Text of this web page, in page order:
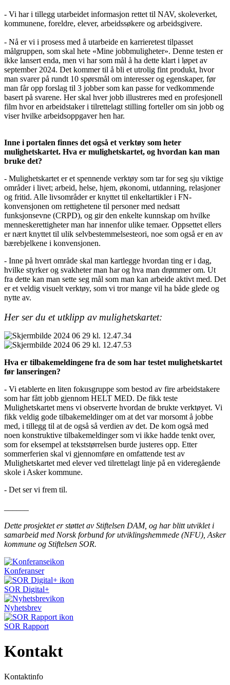
- Vi har i tillegg utarbeidet informasjon rettet til NAV, skoleverket,
kommunene, foreldre, elever, arbeidssøkere og arbeidsgivere.
- Nå er vi i prosess med å utarbeide en karrieretest tilpasset
målgruppen, som skal hete «Mine jobbmuligheter». Denne testen er
ikke lansert enda, men vi har som mål å ha dette klart i løpet av
september 2024. Det kommer til å bli et utrolig fint produkt, hvor
man svarer på rundt 10 spørsmål om interesser og egenskaper, før
man får opp forslag til 3 jobber som kan passe for vedkommende
basert på svarene. Her skal hver jobb illustreres med en profesjonell
film hvor en arbeidstaker i tilrettelagt stilling forteller om sin jobb og
viser hvilke arbeidsoppgaver hen har.
Inne i portalen finnes det også et verktøy som heter
mulighetskartet. Hva er mulighetskartet, og hvordan kan man
bruke det?
- Mulighetskartet er et spennende verktøy som tar for seg sju viktige
områder i livet; arbeid, helse, hjem, økonomi, utdanning, relasjoner
og fritid. Alle livsområder er knyttet til enkeltartikler i FN-
konvensjonen om rettighetene til personer med nedsatt
funksjonsevne (CRPD), og gir den enkelte kunnskap om hvilke
menneskerettigheter man har innenfor ulike temaer. Oppsettet ellers
er nært knyttet til ulik selvbestemmelsesteori, noe som også er en av
bærebjelkene i konvensjonen.
- Inne på hvert område skal man kartlegge hvordan ting er i dag,
hvilke styrker og svakheter man har og hva man drømmer om. Ut
fra dette kan man sette seg mål som man kan arbeide aktivt med. Det
er et veldig visuelt verktøy, som vi tror mange vil ha både glede og
nytte av.
Her ser du et utklipp av mulighetskartet:
Hva er tilbakemeldingene fra de som har testet mulighetskartet
før lanseringen?
- Vi etablerte en liten fokusgruppe som bestod av fire arbeidstakere
som har fått jobb gjennom HELT MED. De fikk teste
Mulighetskartet mens vi observerte hvordan de brukte verktøyet. Vi
fikk veldig gode tilbakemeldinger om at det var morsomt å jobbe
med, i tillegg til at de også så verdien av det. De kom også med
noen konstruktive tilbakemeldinger som vi ikke hadde tenkt over,
som for eksempel at tekststørrelsen burde justeres opp. Etter
sommerferien skal vi gjennomføre en omfattende test av
Mulighetskartet med elever ved tilrettelagt linje på en videregående
skole i Asker kommune.
- Det ser vi frem til.
Dette prosjektet er støttet av Stiftelsen DAM, og har blitt utviklet i
samarbeid med Norsk forbund for utviklingshemmede (NFU), Asker
kommune og Stiftelsen SOR.
Konferanser
SOR Digital+
Nyhetsbrev
SOR Rapport
Kontakt
Kontaktinfo